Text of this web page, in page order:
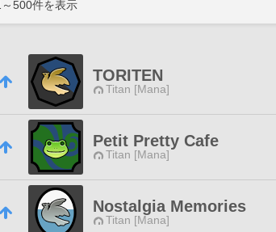
～500件を表示
TORITEN
Titan [Mana]
Petit Pretty Cafe
Titan [Mana]
Nostalgia Memories
Titan [Mana]